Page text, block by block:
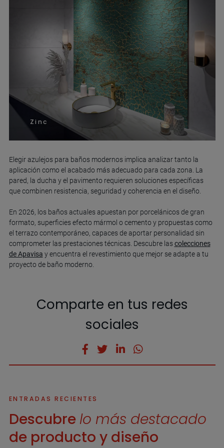
Zinc
Elegir azulejos para baños modernos implica analizar tanto la
aplicación como el acabado más adecuado para cada zona. La
pared, la ducha y el pavimento requieren soluciones específicas
que combinen resistencia, seguridad y coherencia en el diseño.
En 2026, los baños actuales apuestan por porcelánicos de gran
formato, superficies efecto mármol o cemento y propuestas como
el terrazo contemporáneo, capaces de aportar personalidad sin
comprometer las prestaciones técnicas. Descubre lascolecciones
de Apavisa y encuentra el revestimiento que mejor se adapte a tu
proyecto de baño moderno.
Comparte en tus redes
sociales
ENTRADAS RECIENTES
Descubre lo más destacado
de producto y diseño